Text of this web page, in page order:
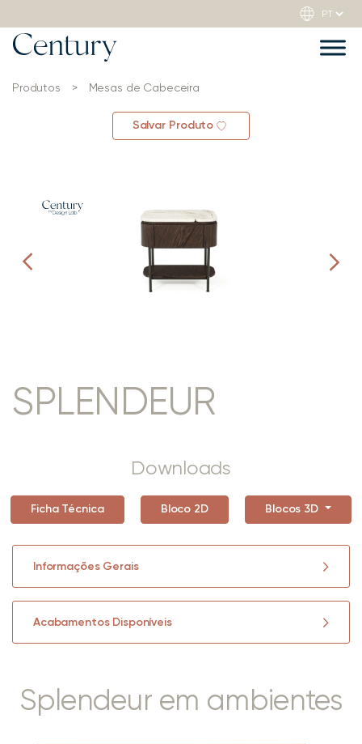
Produtos > Mesas de Cabeceira
Salvar Produto
SPLENDEUR
Downloads
Ficha Técnica Bloco 2D Blocos 3D
Informações Gerais
Acabamentos Disponíveis
Splendeur em ambientes